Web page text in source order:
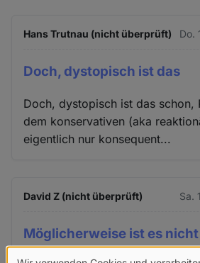
Hans Trutnau (nicht überprüft) Do.
Doch, dystopisch ist das
Doch, dystopisch ist das schon,
dem konservativen (aka
eigentlich nur konsequent...
David Z (nicht überprüft) Sa.
Möglicherweise ist es nicht